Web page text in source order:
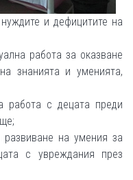
и дефицитите на
работа за оказване
знанията и уменията,
с децата преди
на умения за
с увреждания през